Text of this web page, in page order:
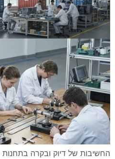
החשיבות של דיוק ובקרה בתחנות